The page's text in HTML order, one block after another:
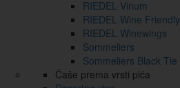
RIEDEL Vinum
RIEDEL Wine Friendly
RIEDEL Winewings
Sommeliers
Sommeliers Black Tie
Čaše prema vrsti pića